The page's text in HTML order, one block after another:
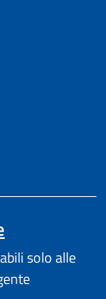
solo alle